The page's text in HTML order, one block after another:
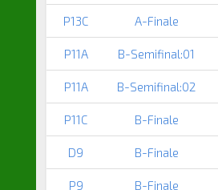
P13C A-Finale
P11A B-Semifinal:01
P11A B-Semifinal:02
P11C B-Finale
D9 B-Finale
P9 B-Finale